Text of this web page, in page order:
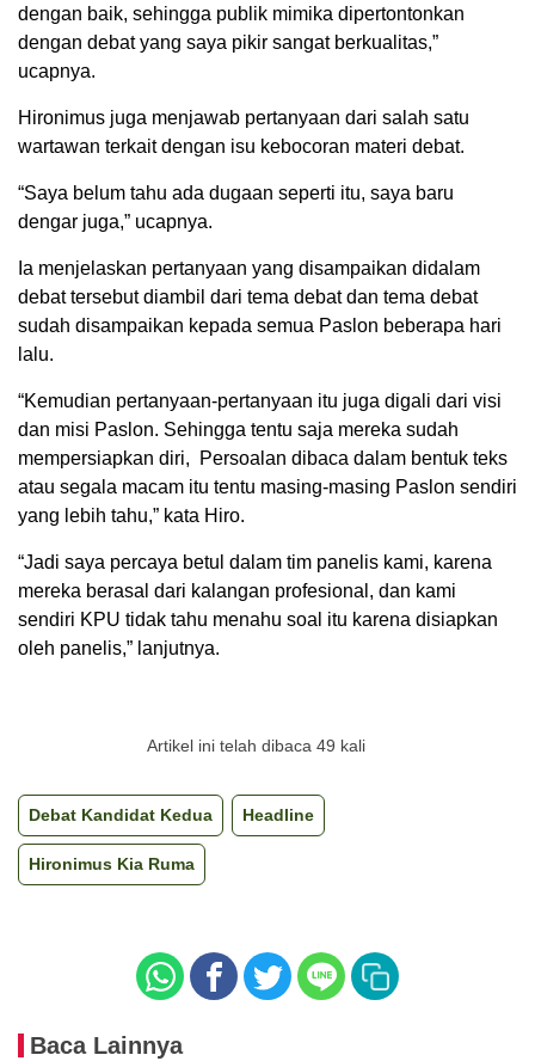
dengan baik, sehingga publik mimika dipertontonkan
dengan debat yang saya pikir sangat berkualitas,”
ucapnya.
Hironimus juga menjawab pertanyaan dari salah satu
wartawan terkait dengan isu kebocoran materi debat.
“Saya belum tahu ada dugaan seperti itu, saya baru
dengar juga,” ucapnya.
Ia menjelaskan pertanyaan yang disampaikan didalam
debat tersebut diambil dari tema debat dan tema debat
sudah disampaikan kepada semua Paslon beberapa hari
lalu.
“Kemudian pertanyaan-pertanyaan itu juga digali dari visi
dan misi Paslon. Sehingga tentu saja mereka sudah
mempersiapkan diri, Persoalan dibaca dalam bentuk teks
atau segala macam itu tentu masing-masing Paslon sendiri
yang lebih tahu,” kata Hiro.
“Jadi saya percaya betul dalam tim panelis kami, karena
mereka berasal dari kalangan profesional, dan kami
sendiri KPU tidak tahu menahu soal itu karena disiapkan
oleh panelis,” lanjutnya.
Artikel ini telah dibaca 49 kali
Debat Kandidat Kedua Headline
Hironimus Kia Ruma
Baca Lainnya